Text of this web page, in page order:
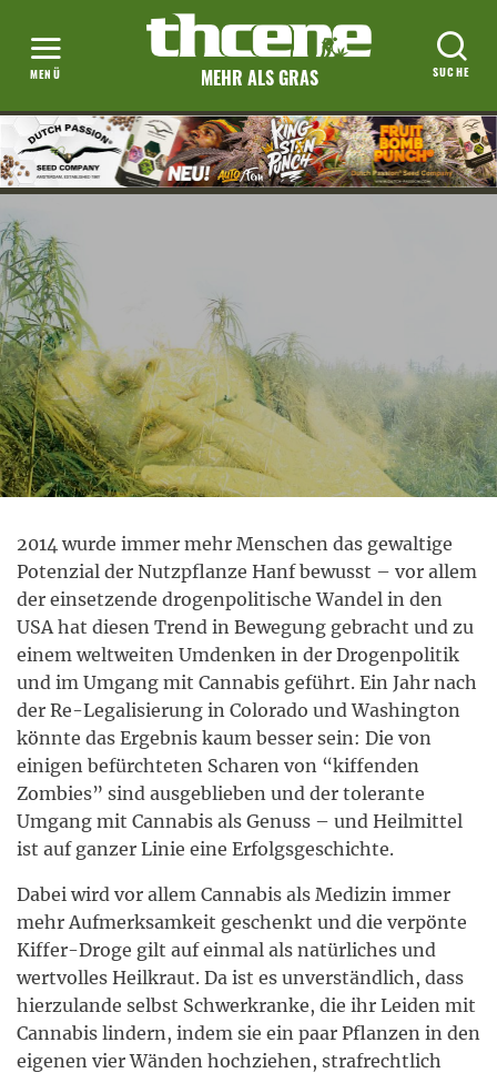
MEHR ALS GRAS
2014 wurde immer mehr Menschen das gewaltige
Potenzial der Nutzpflanze Hanf bewusst – vor allem
der einsetzende drogenpolitische Wandel in den
USA hat diesen Trend in Bewegung gebracht und zu
einem weltweiten Umdenken in der Drogenpolitik
und im Umgang mit Cannabis geführt. Ein Jahr nach
der Re-Legalisierung in Colorado und Washington
könnte das Ergebnis kaum besser sein: Die von
einigen befürchteten Scharen von “kiffenden
Zombies” sind ausgeblieben und der tolerante
Umgang mit Cannabis als Genuss – und Heilmittel
ist auf ganzer Linie eine Erfolgsgeschichte.
Dabei wird vor allem Cannabis als Medizin immer
mehr Aufmerksamkeit geschenkt und die verpönte
Kiffer-Droge gilt auf einmal als natürliches und
wertvolles Heilkraut. Da ist es unverständlich, dass
hierzulande selbst Schwerkranke, die ihr Leiden mit
Cannabis lindern, indem sie ein paar Pflanzen in den
eigenen vier Wänden hochziehen, strafrechtlich